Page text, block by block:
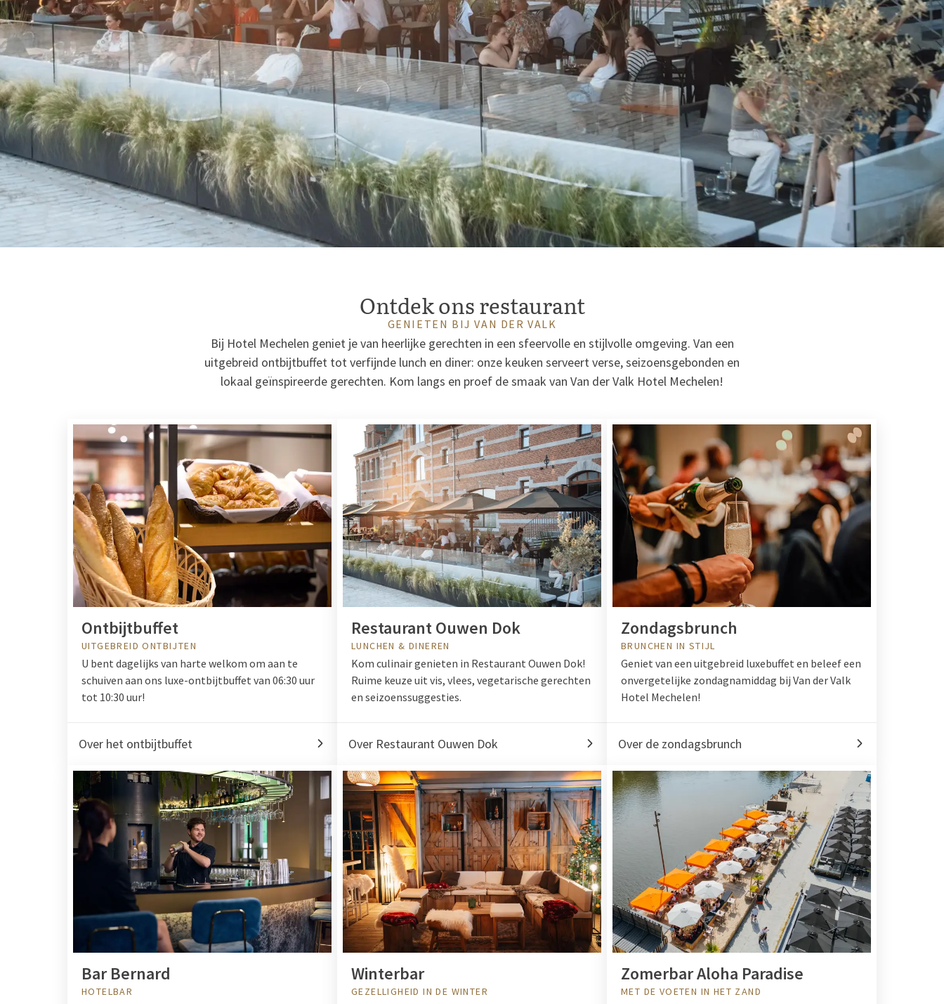
Ontdek ons restaurant
GENIETEN BIJ VAN DER VALK
Bij Hotel Mechelen geniet je van heerlijke gerechten in een sfeervolle en stijlvolle omgeving. Van een
uitgebreid ontbijtbuffet tot verfijnde lunch en diner: onze keuken serveert verse, seizoensgebonden en
lokaal geïnspireerde gerechten. Kom langs en proef de smaak van Van der Valk Hotel Mechelen!
Ontbijtbuffet
UITGEBREID ONTBIJTEN
U bent dagelijks van harte welkom om aan te
schuiven aan ons luxe-ontbijtbuffet van 06:30 uur
tot 10:30 uur!
Over het ontbijtbuffet
Restaurant Ouwen Dok
LUNCHEN & DINEREN
Kom culinair genieten in Restaurant Ouwen Dok!
Ruime keuze uit vis, vlees, vegetarische gerechten
en seizoenssuggesties.
Over Restaurant Ouwen Dok
Zondagsbrunch
BRUNCHEN IN STIJL
Geniet van een uitgebreid luxebuffet en beleef een
onvergetelijke zondagnamiddag bij Van der Valk
Hotel Mechelen!
Over de zondagsbrunch
Bar Bernard
HOTELBAR
Winterbar
GEZELLIGHEID IN DE WINTER
Zomerbar Aloha Paradise
MET DE VOETEN IN HET ZAND